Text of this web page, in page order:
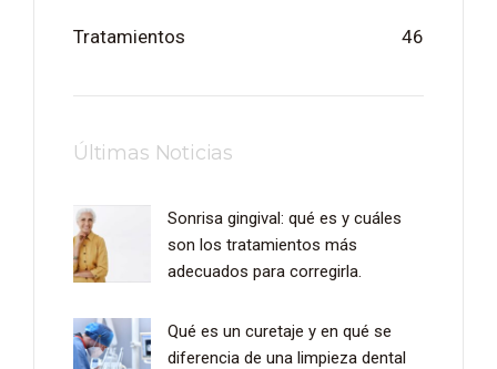
Tratamientos 46
Últimas Noticias
Sonrisa gingival: qué es y cuáles
son los tratamientos más
adecuados para corregirla.
Qué es un curetaje y en qué se
diferencia de una limpieza dental